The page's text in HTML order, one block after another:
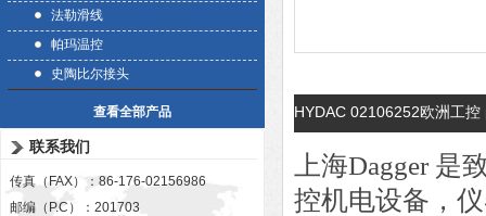
法勒滑线
帕玛温控
史陶比尔接头
查看全部产品
联系我们
传真（FAX）：86-176-02156986
邮编（P.C）：201703
HYDAC 02106252欧洲工
上海Dagger
控机电设备，